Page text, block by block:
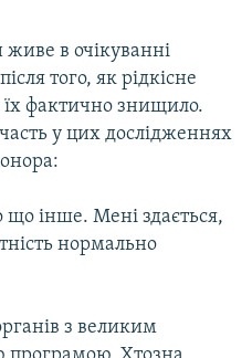
в очікуванні
того, як рідкісне
фактично знищило.
у цих дослідженнях
інше. Мені здається,
нормально
з великим